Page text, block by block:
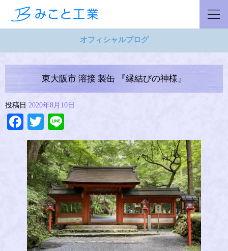
オフィシャルブログ
東大阪市 溶接 製缶 『縁結びの神様』
投稿日 2020年8月10日
Facebook
Twitter